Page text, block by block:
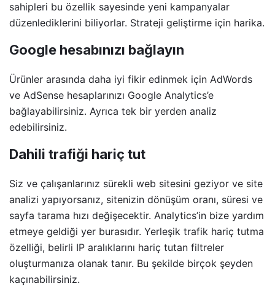
sahipleri bu özellik sayesinde yeni kampanyalar
düzenlediklerini biliyorlar. Strateji geliştirme için harika.
Google hesabınızı bağlayın
Ürünler arasında daha iyi fikir edinmek için AdWords
ve AdSense hesaplarınızı Google Analytics’e
bağlayabilirsiniz. Ayrıca tek bir yerden analiz
edebilirsiniz.
Dahili trafiği hariç tut
Siz ve çalışanlarınız sürekli web sitesini geziyor ve site
analizi yapıyorsanız, sitenizin dönüşüm oranı, süresi ve
sayfa tarama hızı değişecektir. Analytics’in bize yardım
etmeye geldiği yer burasıdır. Yerleşik trafik hariç tutma
özelliği, belirli IP aralıklarını hariç tutan filtreler
oluşturmanıza olanak tanır. Bu şekilde birçok şeyden
kaçınabilirsiniz.